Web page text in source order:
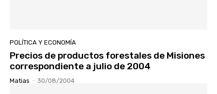
POLÍTICA Y ECONOMÍA
Precios de productos forestales de Misiones
correspondiente a julio de 2004
Matias - 30/08/2004